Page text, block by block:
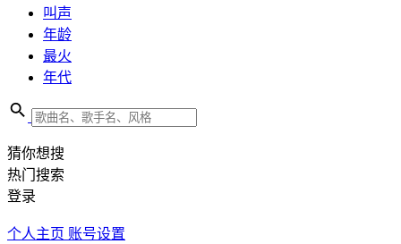
叫声
年龄
最火
年代
猜你想搜
热门搜索
登录
个人主页 账号设置